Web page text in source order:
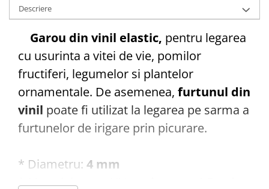
Saci de rafie, saci raschel
Unelte
Casa si gradina
Articole intretinerea plantelor
Capcane feromonale si lipicioase
Ingrasaminte gazon, conifere, si
flori
Materiale de legat
Plase de protectie
Descriere
Garou din vinil elastic, pentru legarea
cu usurinta a vitei de vie, pomilor
fructiferi, legumelor si plantelor
ornamentale. De asemenea, furtunul din
vinil poate fi utilizat la legarea pe sarma a
furtunelor de irigare prin picurare.
* Diametru: 4 mm
* Material tratat UV: